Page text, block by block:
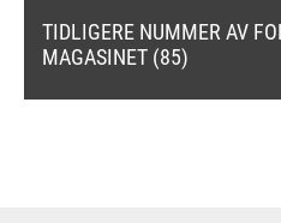
TIDLIGERE NUMMER AV
MAGASINET (85)